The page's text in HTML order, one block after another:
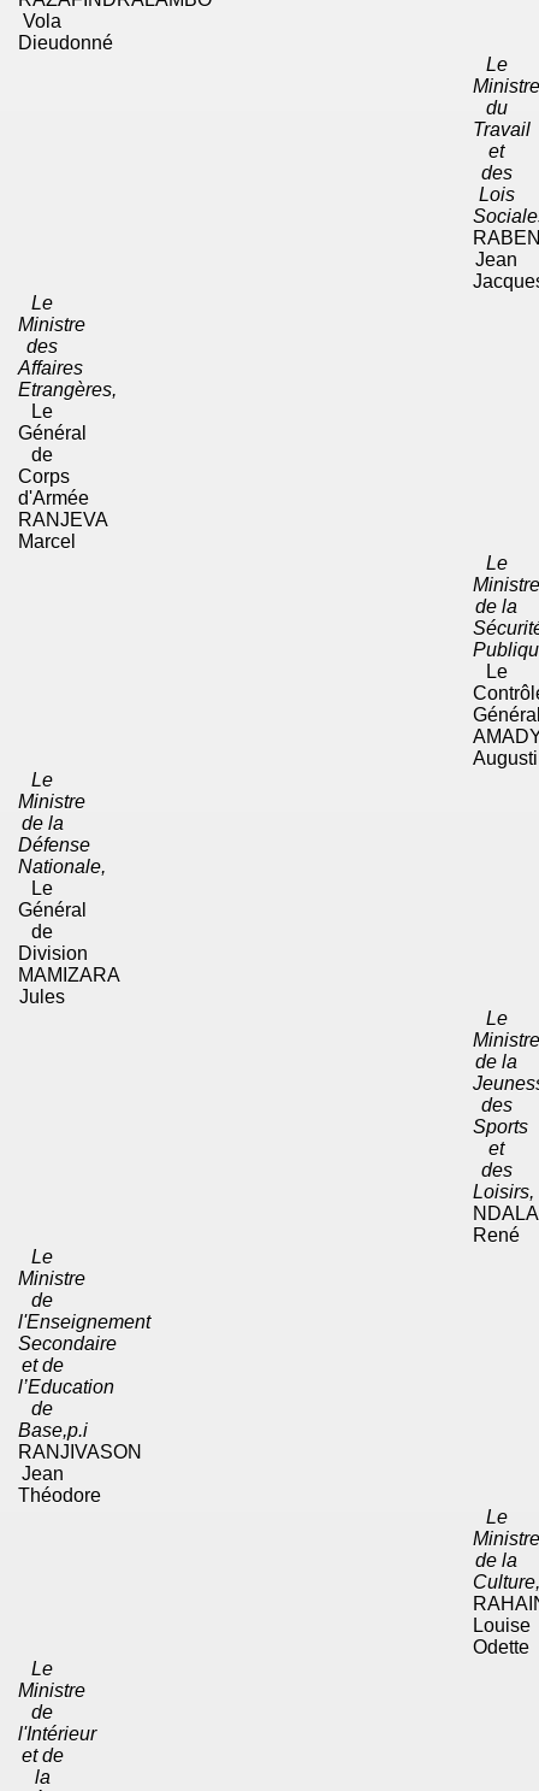
Vola
Dieudonné
Le
Ministre
du
Travail
et
des
Lois
Jean
Le
Ministre
des
Affaires
Etrangères,
Le
Général
de
Corps
d'Armée
RANJEVA
Marcel
Le
Ministre
de la
Le
Le
Ministre
de la
Défense
Nationale,
Le
Général
de
Division
MAMIZARA
Jules
Le
Ministre
de la
des
Sports
et
des
Loisirs,
René
Le
Ministre
de
l'Enseignement
Secondaire
et de
l’Education
de
Base,p.i
RANJIVASON
Jean
Théodore
Le
Ministre
de la
Culture,
Louise
Odette
Le
Ministre
de
l'Intérieur
et de
la